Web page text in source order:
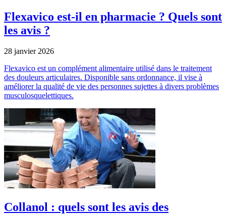
Flexavico est-il en pharmacie ? Quels sont
les avis ?
28 janvier 2026
Flexavico est un complément alimentaire utilisé dans le traitement
des douleurs articulaires. Disponible sans ordonnance, il vise à
améliorer la qualité de vie des personnes sujettes à divers problèmes
musculosquelettiques.
Collanol : quels sont les avis des